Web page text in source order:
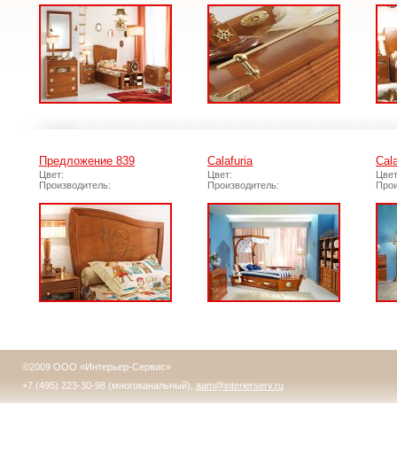
Предложение 839
Цвет:
Производитель:
Calafuria
Цвет:
Производитель:
©2009 ООО «Интерьер-Сервис»
+7 (495) 223-30-98 (многоканальный), aam@interierserv.ru